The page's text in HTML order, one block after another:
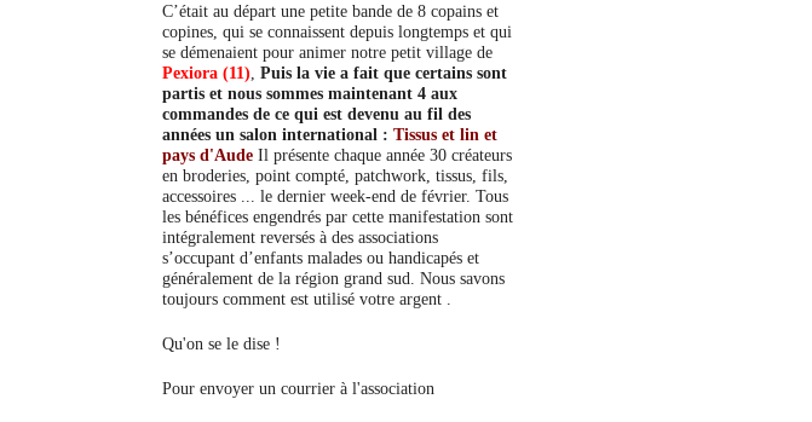
C’était au départ une petite bande de 8 copains et
copines, qui se connaissent depuis longtemps et qui
se démenaient pour animer notre petit village de
Pexiora (11) Puis la vie a fait que certains sont
partis et nous sommes maintenant 4 aux
commandes de ce qui est devenu au fil des
années un salon international : Tissus et lin et
pays d'Aude Il présente chaque année 30 créateurs
en broderies, point compté, patchwork, tissus, fils,
accessoires ... le dernier week-end de février. Tous
les bénéfices engendrés par cette manifestation sont
intégralement reversés à des associations
s’occupant d’enfants malades ou handicapés et
généralement de la région grand sud. Nous savons
toujours comment est utilisé votre argent .
Qu'on se le dise !
Pour envoyer un courrier à l'association